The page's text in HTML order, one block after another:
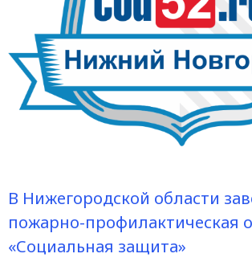
В Нижегородской области
пожарно-профилактическая
«Социальная защита»